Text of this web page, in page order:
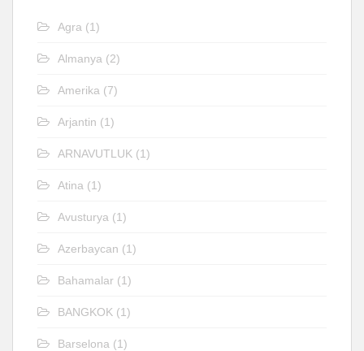
Agra (1)
Almanya (2)
Amerika (7)
Arjantin (1)
ARNAVUTLUK (1)
Atina (1)
Avusturya (1)
Azerbaycan (1)
Bahamalar (1)
BANGKOK (1)
Barselona (1)